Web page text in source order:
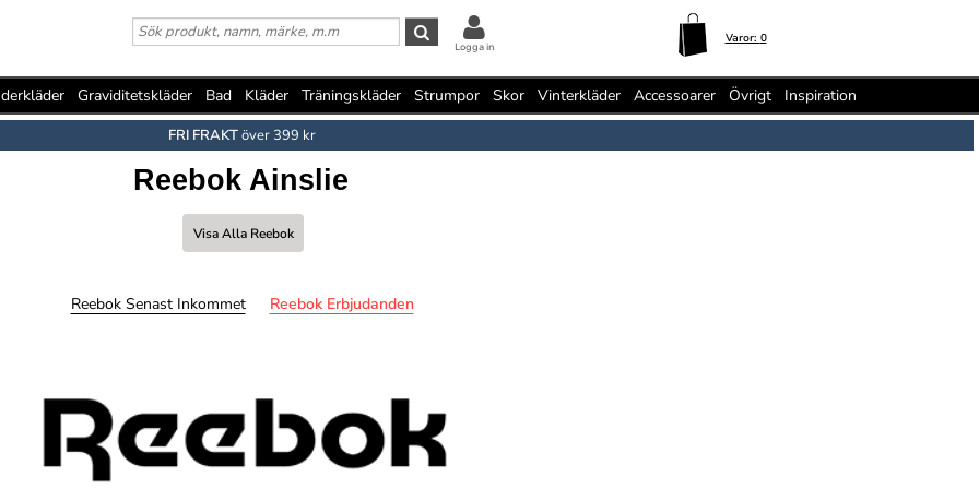
Varor: 0
Logga in
Graviditetskläder Bad Kläder Träningskläder Strumpor Skor Vinterkläder Accessoarer Övrigt Inspiration
FRI FRAKTöver 399 kr
Reebok Ainslie
Visa Alla Reebok
Reebok Senast Inkommet Reebok Erbjudanden